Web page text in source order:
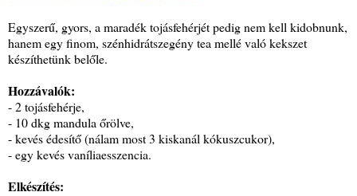
Egyszerű, gyors, a maradék tojásfehérjét pedig nem kell kidobnunk,
hanem egy finom, szénhidrátszegény tea mellé való kekszet
készíthetünk belőle.
Hozzávalók:
- 2 tojásfehérje,
- 10 dkg mandula őrölve,
- kevés édesítő (nálam most 3 kiskanál kókuszcukor),
- egy kevés vaníliaesszencia.
Elkészítés: